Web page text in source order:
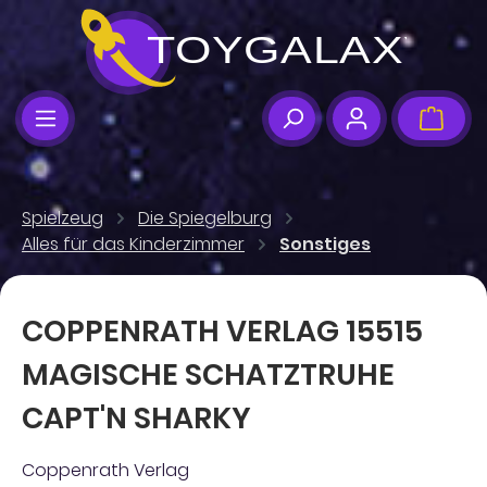
Zum Hauptinhalt springen
Spielzeug
Die Spiegelburg
Alles für das Kinderzimmer
Sonstiges
COPPENRATH VERLAG 15515
MAGISCHE SCHATZTRUHE
CAPT'N SHARKY
Coppenrath Verlag